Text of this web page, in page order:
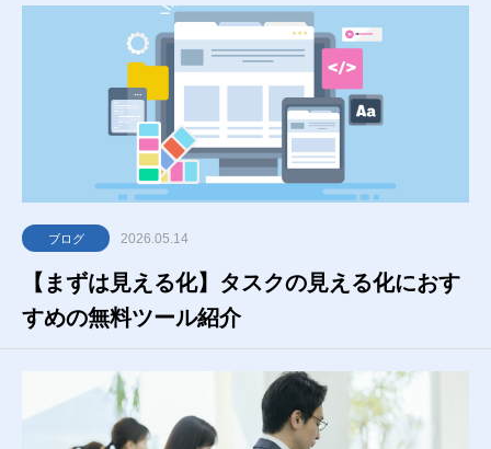
ブログ 2026.05.14
【まずは見える化】タスクの見える化におす
すめの無料ツール紹介